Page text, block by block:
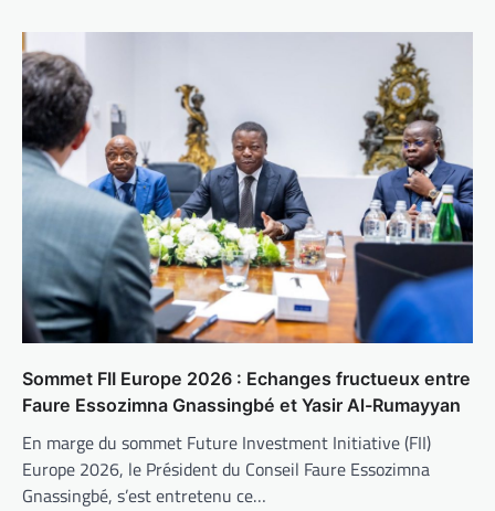
Sommet FII Europe 2026 : Echanges fructueux entre
Faure Essozimna Gnassingbé et Yasir Al-Rumayyan
En marge du sommet Future Investment Initiative (FII)
Europe 2026, le Président du Conseil Faure Essozimna
Gnassingbé, s’est entretenu ce…